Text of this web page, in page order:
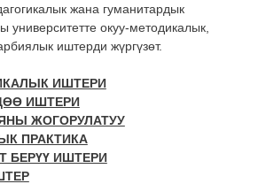
жана гуманитардык
окуу-методикалык,
иштерди жүргүзөт.
ИШТЕРИ
ИШТЕРИ
ЖОГОРУЛАТУУ
ПРАКТИКА
БЕРҮҮ ИШТЕРИ